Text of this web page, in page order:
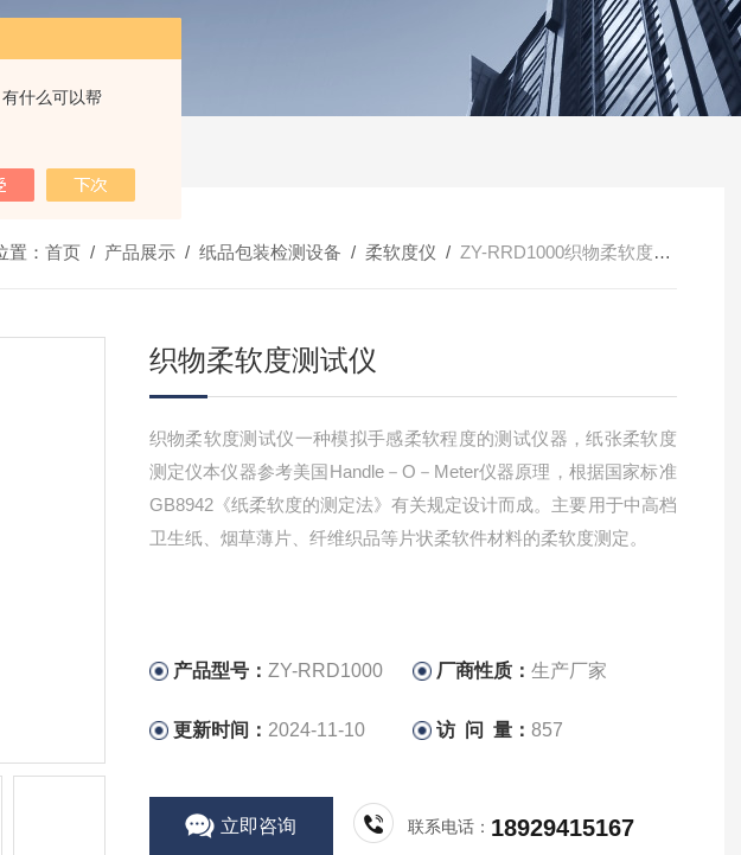
什么可以帮
置： 首页/ 产品展示/ 纸品包装检测设备 / 柔软度仪 / ZY-RRD1000织物柔软度测试仪
织物柔软度测试仪
织物柔软度测试仪一种模拟手感柔软程度的测试仪器，纸张柔软度
测定仪本仪器参考美国Handle－O－Meter仪器原理，根据国家标准
GB8942《纸柔软度的测定法》有关规定设计而成。主要用于中高档
卫生纸、烟草薄片、纤维织品等片状柔软件材料的柔软度测定。
产品型号： ZY-RRD1000 厂商性质：生产厂家
更新时间： 2024-11-10 访 问 量：857
立即咨询 联系电话： 18929415167